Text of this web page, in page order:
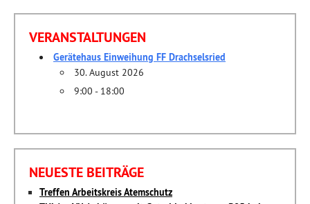
VERANSTALTUNGEN
Gerätehaus Einweihung FF Drachselsried
30. August 2026
9:00 - 18:00
NEUESTE BEITRÄGE
Treffen Arbeitskreis Atemschutz